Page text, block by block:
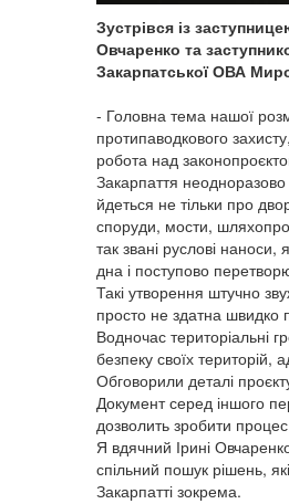
Зустрівся із
Овчаренко та
Закарпатської ОВА
- Головна тема нашої
протипаводкового
робота над
Закарпаття неодноразово
йдеться не тільки про
споруди, мости,
так звані руслові
дна і поступово
Такі утворення штучно
просто не здатна швидко
Водночас територіальні
безпеку своїх
Обговорили деталі
Документ серед іншого
дозволить зробити
Я вдячний Ірині
спільний пошук рішень,
Закарпатті зокрема.